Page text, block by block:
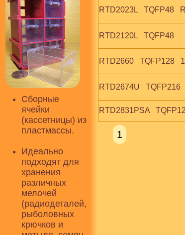
Сборные
ячейки
(кассетницы) из
пластмассы.
Идеально
подходят для
хранения
различных
мелочей
(радиодеталей,
рыболовных
крючков и
RTD2023L   TQFP48
RTD2120L   TQFP48
RTD2660   TQFP128
RTD2674U   TQFP216
RTD2831PSA
1